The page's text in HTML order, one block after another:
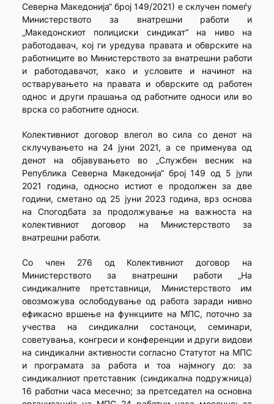
Северна Македонија“ број 149/2021) е склучен помеѓу
Министерството за внатрешни работи и
„Македонскиот полициски синдикат“ на ниво на
работодавач, кој ги уредува правата и обврските на
работниците во Министерството за внатрешни работи
и работодавачот, како и условите и начинот на
остварувањето на правата и обврските од работен
однос и други прашања од работните односи или во
врска со работните односи.
Колективниот договор влегол во сила со денот на
склучувањето на 24 јуни 2021, а се применува од
денот на објавувањето во „Службен весник на
Република Северна Македонија“ број 149 од 5 јули
2021 година, односно истиот е продолжен за две
години, сметано од 25 јуни 2023 година, врз основа
на Спогодбата за продолжување на важноста на
колективниот договор на Министерството за
внатрешни работи.
Со член 276 од Колективниот договор на
Министерството за внатрешни работи „На
синдикалните претставници, Министерството им
овозможува ослободување од работа заради нивно
ефикасно вршење на функциите на МПС, поточно за
учества на синдикални состаноци, семинари,
советувања, конгреси и конференции и други видови
на синдикални активности согласно Статутот на МПС
и програмата за работа и тоа најмногу до: за
синдикалниот претставник (синдикална подружница)
16 работни часа месечно; за претседател на основна